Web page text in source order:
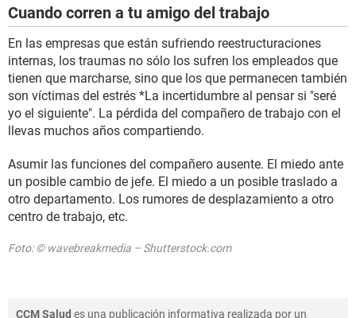
Cuando corren a tu amigo del trabajo
En las empresas que están sufriendo reestructuraciones
internas, los traumas no sólo los sufren los empleados que
tienen que marcharse, sino que los que permanecen también
son víctimas del estrés *La incertidumbre al pensar si "seré
yo el siguiente". La pérdida del compañero de trabajo con el
llevas muchos años compartiendo.
Asumir las funciones del compañero ausente. El miedo ante
un posible cambio de jefe. El miedo a un posible traslado a
otro departamento. Los rumores de desplazamiento a otro
centro de trabajo, etc.
Foto: © wavebreakmedia – Shutterstock.com
CCM Salud es una publicación informativa realizada por un